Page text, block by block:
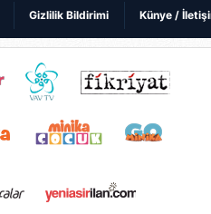
Gizlilik Bildirimi Künye /